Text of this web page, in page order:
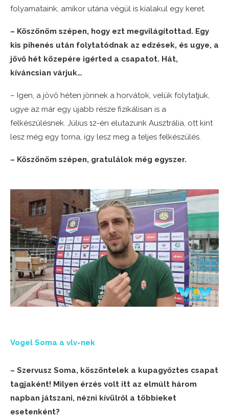
folyamataink, amikor utána végül is kialakul egy keret.
– Köszönöm szépen, hogy ezt megvilágítottad. Egy
kis pihenés után folytatódnak az edzések, és ugye, a
jövő hét közepére igérted a csapatot. Hát,
kíváncsian várjuk…
– Igen, a jövő héten jönnek a horvátok, velük folytatjuk,
ugye az már egy újabb része fizikálisan is a
felkészülésnek. Július 12-én elutazunk Ausztrália, ott kint
lesz még egy torna, így lesz meg a teljes felkészülés.
– Köszönöm szépen, gratulálok még egyszer.
Vogel Soma a vlv-nek
– Szervusz Soma, köszöntelek a kupagyőztes csapat
tagjaként! Milyen érzés volt itt az elmúlt három
napban játszani, nézni kívülről a többieket
esetenként?